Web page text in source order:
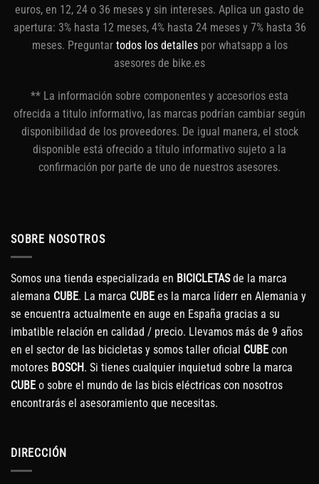
euros, en 12, 24 o 36 meses y sin intereses. Aplica un gasto de
apertura: 3% hasta 12 meses, 4% hasta 24 meses y 7% hasta 36
meses. Preguntar todos los detallespor whatsapp a los
asesores de bike.es
** La información sobre componentes y accesorios esta
ofrecida a titulo informativo, las marcas podrían cambiar según
disponibilidad de los proveedores. De igual manera, el stock
disponible está ofrecido a título informativo sujeto a la
confirmación por parte de uno de nuestros asesores.
SOBRE NOSOTROS
Somos una tienda especializada en BICICLETASde la marca
alemana CUBE. La marca CUBE es la marca líderr en Alemania y
se encuentra actualmente en auge en España gracias a su
imbatible relación en calidad / precio. Llevamos más de 9 años
en el sector de las bicicletas y somos taller oficial CUBE con
motores BOSCH. Si tienes cualquier inquietud sobre la marca
CUBE o sobre el mundo de las bicis eléctricas con nosotros
encontrarás el asesoramiento que necesitas.
DIRECCIÓN